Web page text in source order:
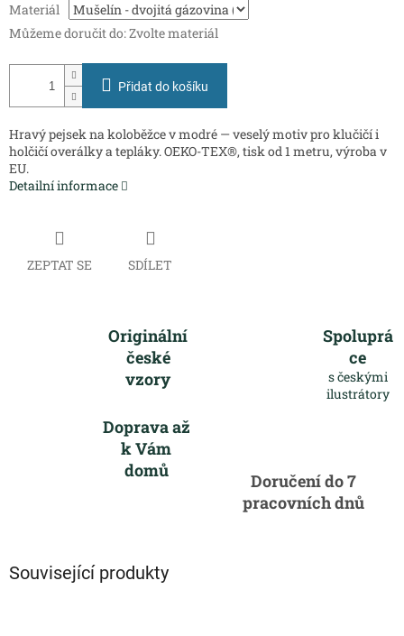
cena:
Materiál
Můžeme doručit do:Zvolte materiál
Přidat do košíku
Hravý pejsek na koloběžce v modré — veselý motiv pro klučičí i
holčičí overálky a tepláky. OEKO-TEX®, tisk od 1 metru, výroba v
EU.
Detailní informace
ZEPTAT SE SDÍLET
Originální
české
vzory
Spoluprá
ce
s českými
ilustrátory
Doprava až
k Vám
domů
Doručení do 7
pracovních dnů
Související produkty